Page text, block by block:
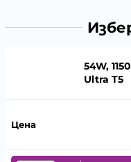
54W,
Ultra T5